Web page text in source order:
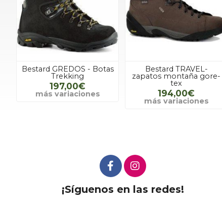
Bestard GREDOS - Botas
Trekking
197,00€
más variaciones
Bestard TRAVEL-
zapatos montaña gore-
tex
194,00€
más variaciones
¡Síguenos en las redes!